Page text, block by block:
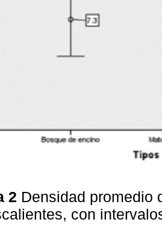
2 Densidad promedio
con